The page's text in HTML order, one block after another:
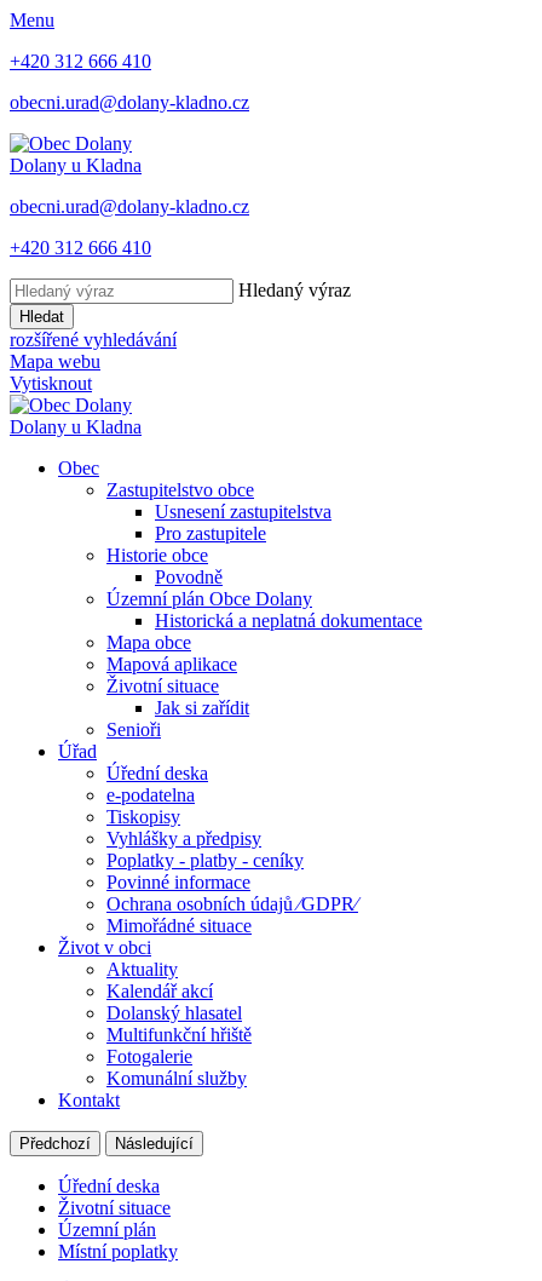
Menu
+420 312 666 410
obecni.urad@dolany-kladno.cz
Dolany u Kladna
obecni.urad@dolany-kladno.cz
+420 312 666 410
Hledaný výraz
Hledat
rozšířené vyhledávání
Mapa webu
Vytisknout
Dolany u Kladna
Obec
Zastupitelstvo obce
Usnesení zastupitelstva
Pro zastupitele
Historie obce
Povodně
Územní plán Obce Dolany
Historická a neplatná dokumentace
Mapa obce
Mapová aplikace
Životní situace
Jak si zařídit
Senioři
Úřad
Úřední deska
e-podatelna
Tiskopisy
Vyhlášky a předpisy
Poplatky - platby - ceníky
Povinné informace
Ochrana osobních údajů ⁄GDPR⁄
Mimořádné situace
Život v obci
Aktuality
Kalendář akcí
Dolanský hlasatel
Multifunkční hřiště
Fotogalerie
Komunální služby
Kontakt
Předchozí Následující
Úřední deska
Životní situace
Územní plán
Místní poplatky